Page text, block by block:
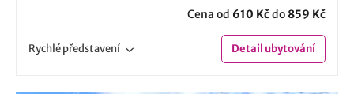
Cena od 610 Kčdo 859 Kč
Rychlépředstavení Detailubytování